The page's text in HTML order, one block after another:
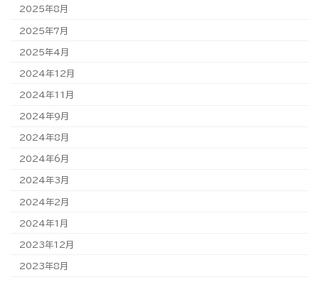
2025年8月
2025年7月
2025年4月
2024年12月
2024年11月
2024年9月
2024年8月
2024年6月
2024年3月
2024年2月
2024年1月
2023年12月
2023年8月